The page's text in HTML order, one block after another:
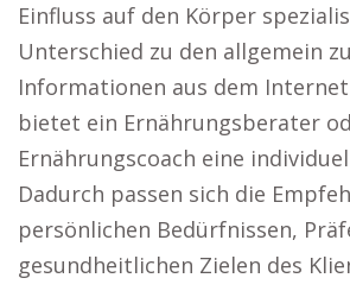
Einfluss auf den Körper
Unterschied zu den allgemein
Informationen aus dem
bietet ein Ernährungsberater
Ernährungscoach eine
Dadurch passen sich die
persönlichen Bedürfnissen,
gesundheitlichen Zielen des